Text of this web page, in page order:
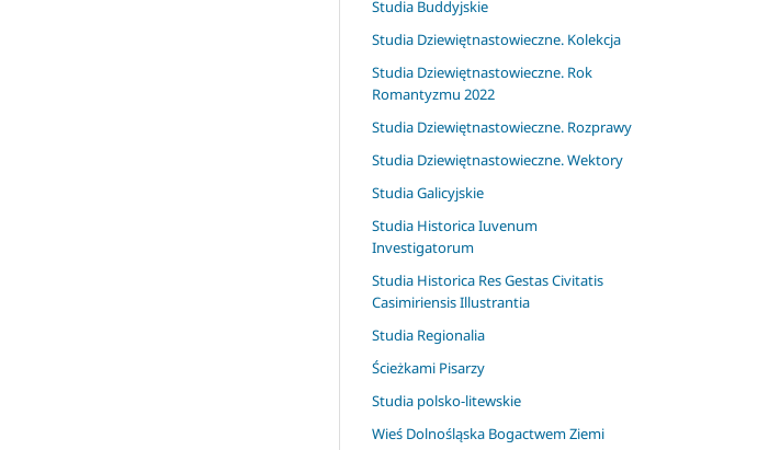
Studia Buddyjskie
Studia Dziewiętnastowieczne. Kolekcja
Studia Dziewiętnastowieczne. Rok
Romantyzmu 2022
Studia Dziewiętnastowieczne. Rozprawy
Studia Dziewiętnastowieczne. Wektory
Studia Galicyjskie
Studia Historica Iuvenum
Investigatorum
Studia Historica Res Gestas Civitatis
Casimiriensis Illustrantia
Studia Regionalia
Ścieżkami Pisarzy
Studia polsko-litewskie
Wieś Dolnośląska Bogactwem Ziemi